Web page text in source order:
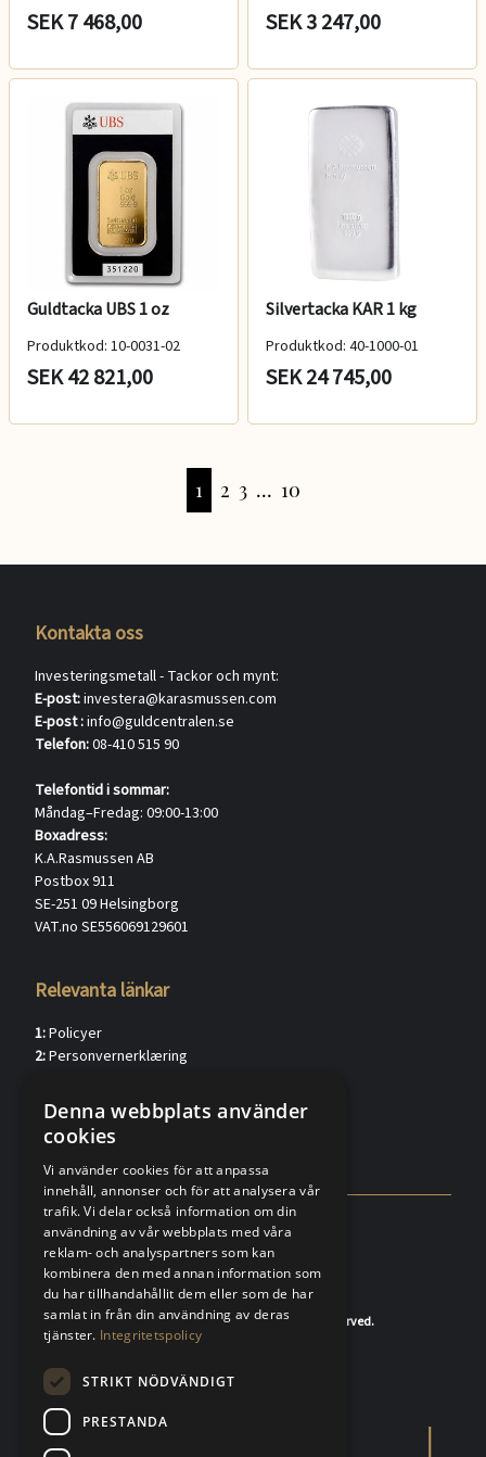
SEK 7 468,00 SEK 3 247,00
Guldtacka UBS 1 oz
Produktkod: 10-0031-02
SEK 42 821,00
Silvertacka KAR 1 kg
Produktkod: 40-1000-01
SEK 24 745,00
1 2 3 ... 10
Kontakta oss
Investeringsmetall - Tackor och mynt:
E-post:investera@karasmussen.com
E-post :info@guldcentralen.se
Telefon:08-410 515 90
Telefontid i sommar:
Måndag–Fredag: 09:00-13:00
Boxadress:
K.A.Rasmussen AB
Postbox 911
SE-251 09 Helsingborg
VAT.no SE556069129601
Relevanta länkar
1:Policyer
2:Personvernerklæring
4:Kundkännedom förtag (verified.eu)
5:Försäljningsvillkor
6:FAQ
© 2020-2026 K.A.Rasmussen. All rights reserved.
Denna webbplats använder
cookies
Vi använder cookies för att anpassa
innehåll, annonser och för att analysera vår
trafik. Vi delar också information om din
användning av vår webbplats med våra
reklam- och analyspartners som kan
kombinera den med annan information som
du har tillhandahållit dem eller som de har
samlat in från din användning av deras
tjänster. Integritetspolicy
STRIKT NÖDVÄNDIGT
PRESTANDA